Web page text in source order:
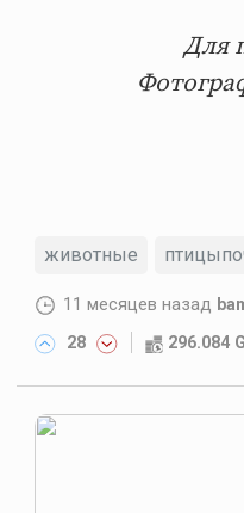
Для
животные
11 месяцев назад
28
296.084